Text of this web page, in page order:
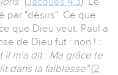
par "désirs". Ce que
que Dieu veut. Paul a
de Dieu fut : non ! :
m’a dit : Ma grâce te
dans la faiblesse"(2